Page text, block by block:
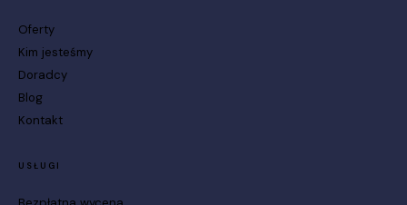
Oferty
Kim jesteśmy
Doradcy
Blog
Kontakt
USŁUGI